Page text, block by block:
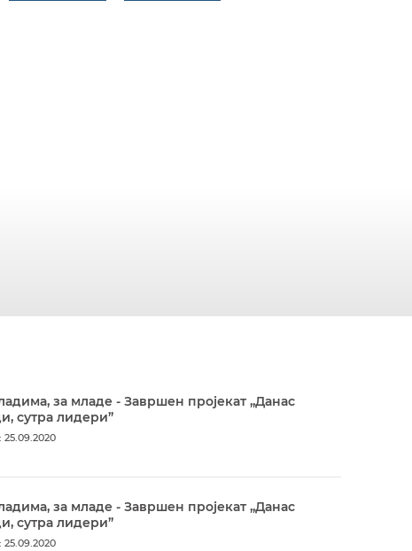
за младе - Завршен пројекат „Данас
сутра лидери”
25.09.2020
за младе - Завршен пројекат „Данас
сутра лидери”
25.09.2020